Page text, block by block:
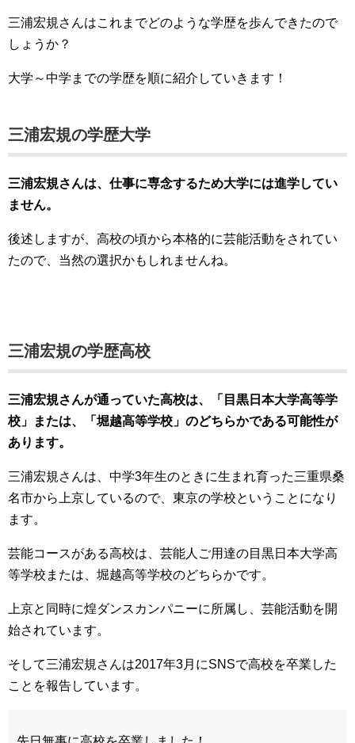
三浦宏規さんはこれまでどのような学歴を歩んできたので
しょうか？
大学～中学までの学歴を順に紹介していきます！
三浦宏規の学歴大学
三浦宏規さんは、仕事に専念するため大学には進学してい
ません。
後述しますが、高校の頃から本格的に芸能活動をされてい
たので、当然の選択かもしれませんね。
三浦宏規の学歴高校
三浦宏規さんが通っていた高校は、「目黒日本大学高等学
校」または、「堀越高等学校」のどちらかである可能性が
あります。
三浦宏規さんは、中学3年生のときに生まれ育った三重県桑
名市から上京しているので、東京の学校ということになり
ます。
芸能コースがある高校は、芸能人ご用達の目黒日本大学高
等学校または、堀越高等学校のどちらかです。
上京と同時に煌ダンスカンパニーに所属し、芸能活動を開
始されています。
そして三浦宏規さんは2017年3月にSNSで高校を卒業した
ことを報告しています。